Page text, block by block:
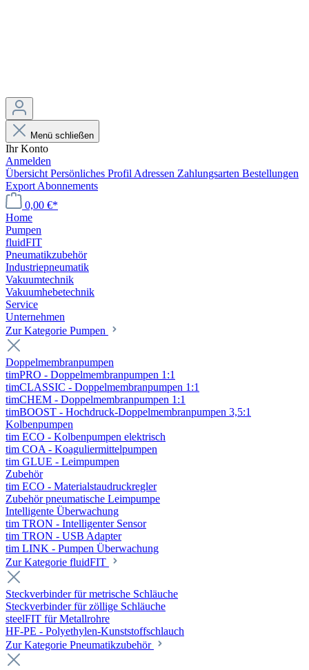
Menü schließen
Ihr Konto
Anmelden
Übersicht Persönliches Profil Adressen Zahlungsarten Bestellungen
Export Abonnements
0,00 €*
Home
Pumpen
fluidFIT
Pneumatikzubehör
Industriepneumatik
Vakuumtechnik
Vakuumhebetechnik
Service
Unternehmen
Zur Kategorie Pumpen
Doppelmembranpumpen
timPRO - Doppelmembranpumpen 1:1
timCLASSIC - Doppelmembranpumpen 1:1
timCHEM - Doppelmembranpumpen 1:1
timBOOST - Hochdruck-Doppelmembranpumpen 3,5:1
Kolbenpumpen
tim ECO - Kolbenpumpen elektrisch
tim COA - Koaguliermittelpumpen
tim GLUE - Leimpumpen
Zubehör
tim ECO - Materialstaudruckregler
Zubehör pneumatische Leimpumpe
Intelligente Überwachung
tim TRON - Intelligenter Sensor
tim TRON - USB Adapter
tim LINK - Pumpen Überwachung
Zur Kategorie fluidFIT
Steckverbinder für metrische Schläuche
Steckverbinder für zöllige Schläuche
steelFIT für Metallrohre
HF-PE - Polyethylen-Kunststoffschlauch
Zur Kategorie Pneumatikzubehör